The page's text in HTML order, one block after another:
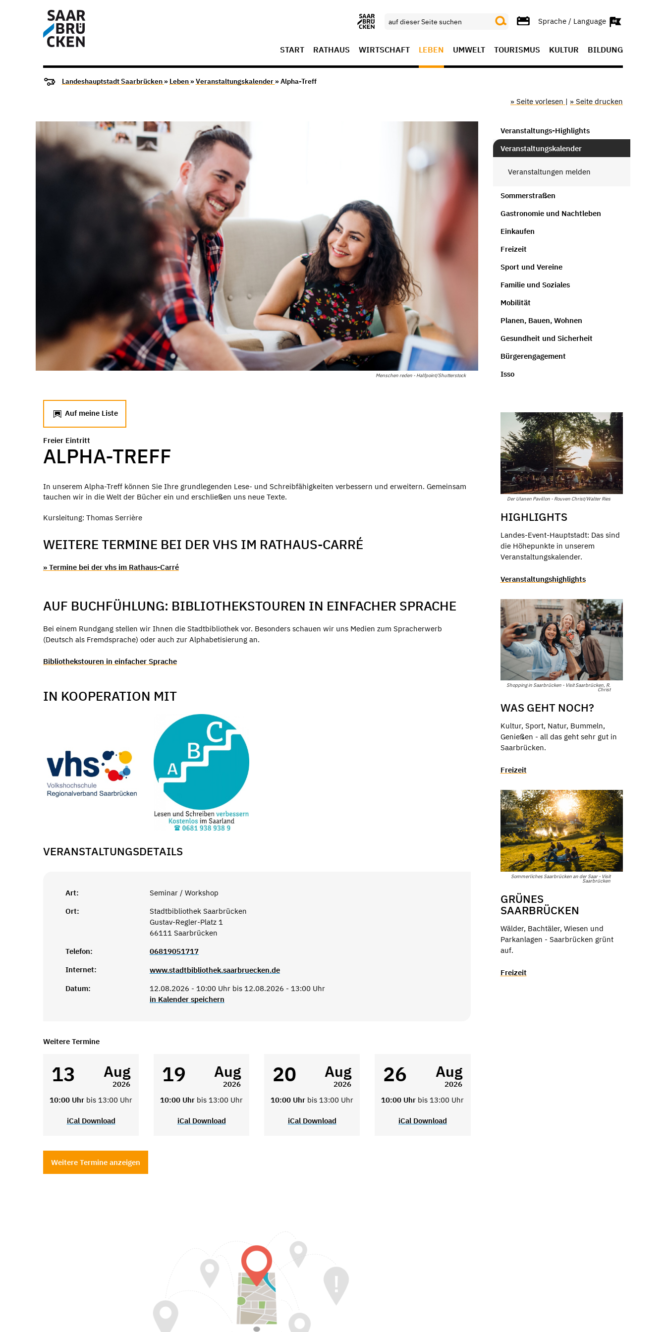
Sprache / Language
START RATHAUS WIRTSCHAFT LEBEN UMWELT TOURISMUS KULTUR BILDUNG
Landeshauptstadt Saarbrücken » Leben »Veranstaltungskalender » Alpha-Treff
» Seite vorlesen | » Seite drucken
Menschen reden - Halfpoint/Shutterstock
Auf meine Liste
Freier Eintritt
ALPHA-TREFF
In unserem Alpha-Treff können Sie Ihre grundlegenden Lese- und Schreibfähigkeiten verbessern und erweitern. Gemeinsam
tauchen wir in die Welt der Bücher ein und erschließen uns neue Texte.
Kursleitung: Thomas Serrière
WEITERE TERMINE BEI DER VHS IM RATHAUS-CARRÉ
» Termine bei der vhs im Rathaus-Carré
AUF BUCHFÜHLUNG: BIBLIOTHEKSTOUREN IN EINFACHER SPRACHE
Bei einem Rundgang stellen wir Ihnen die Stadtbibliothek vor. Besonders schauen wir uns Medien zum Spracherwerb
(Deutsch als Fremdsprache) oder auch zur Alphabetisierung an.
Bibliothekstouren in einfacher Sprache
IN KOOPERATION MIT
VERANSTALTUNGSDETAILS
Art:
Seminar / Workshop
Ort:
Stadtbibliothek Saarbrücken
Gustav-Regler-Platz 1
66111 Saarbrücken
Telefon:
06819051717
Internet:
www.stadtbibliothek.saarbruecken.de
Datum:
12.08.2026 - 10:00 Uhr bis 12.08.2026 - 13:00 Uhr
in Kalender speichern
Weitere Termine
13 Aug
2026
10:00 Uhr bis 13:00 Uhr
iCal Download
19 Aug
2026
10:00 Uhr bis 13:00 Uhr
iCal Download
20 Aug
2026
10:00 Uhr bis 13:00 Uhr
iCal Download
26 Aug
2026
10:00 Uhr bis 13:00 Uhr
iCal Download
Weitere Termine anzeigen
Veranstaltungs-Highlights
Veranstaltungskalender
Veranstaltungen melden
Sommerstraßen
Gastronomie und Nachtleben
Einkaufen
Freizeit
Sport und Vereine
Familie und Soziales
Mobilität
Planen, Bauen, Wohnen
Gesundheit und Sicherheit
Bürgerengagement
Isso
Der Ulanen Pavillon - Rouven Christ/Walter Ries
HIGHLIGHTS
Landes-Event-Hauptstadt: Das sind
die Höhepunkte in unserem
Veranstaltungskalender.
Veranstaltungshighlights
Shopping in Saarbrücken - Visit Saarbrücken, R.
Christ
WAS GEHT NOCH?
Kultur, Sport, Natur, Bummeln,
Genießen - all das geht sehr gut in
Saarbrücken.
Freizeit
Sommerliches Saarbrücken an der Saar - Visit
Saarbrücken
GRÜNES
SAARBRÜCKEN
Wälder, Bachtäler, Wiesen und
Parkanlagen - Saarbrücken grünt
auf.
Freizeit